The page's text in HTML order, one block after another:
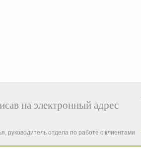
на электронный адрес
руководитель отдела по работе с клиентами